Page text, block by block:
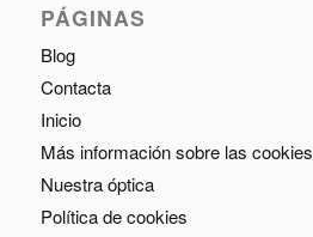
PÁGINAS
Blog
Contacta
Inicio
Más información sobre las cookies
Nuestra óptica
Política de cookies